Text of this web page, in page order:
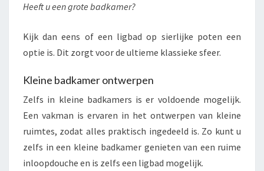
Heeft u een grote badkamer?
Kijk dan eens of een ligbad op sierlijke poten een
optie is. Dit zorgt voor de ultieme klassieke sfeer.
Kleine badkamer ontwerpen
Zelfs in kleine badkamers is er voldoende mogelijk.
Een vakman is ervaren in het ontwerpen van kleine
ruimtes, zodat alles praktisch ingedeeld is. Zo kunt u
zelfs in een kleine badkamer genieten van een ruime
inloopdouche en is zelfs een ligbad mogelijk.